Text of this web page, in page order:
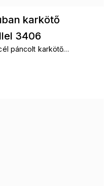
karkötő
3406
páncolt karkötő